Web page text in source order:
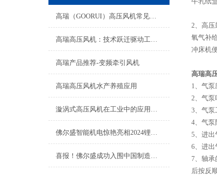
高瑞（GOORUI）高压风机常见故障及排除方法
高瑞高压风机：技术跃迁驱动工业升级新征程
高瑞产品推荐-变频牵引风机
高瑞高压风机水产养殖应用
漩涡式高压风机在工业中的应用有哪些？
佛尔盛智能机电惊艳亮相2024锂电展会，展现高瑞新魅力
喜报！佛尔盛成功入围中国制造之美
2、高压
氧气补
冲床机
高瑞高
1、气
2、气泵
3、气泵
4、气泵
5、进出
6、进
7、轴
后按反